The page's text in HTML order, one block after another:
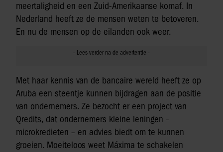
meertaligheid en een Zuid-Amerikaanse komaf. In
Nederland heeft ze de mensen weten te betoveren.
En nu de mensen op de eilanden ook weer.
Met haar kennis van de bancaire wereld heeft ze op
Aruba een steentje kunnen bijdragen aan de positie
van ondernemers. Ze bezocht er een project van
Qredits, dat ondernemers kleine leningen –
microkredieten – en advies biedt om te kunnen
groeien. Moeiteloos weet Máxima te schakelen